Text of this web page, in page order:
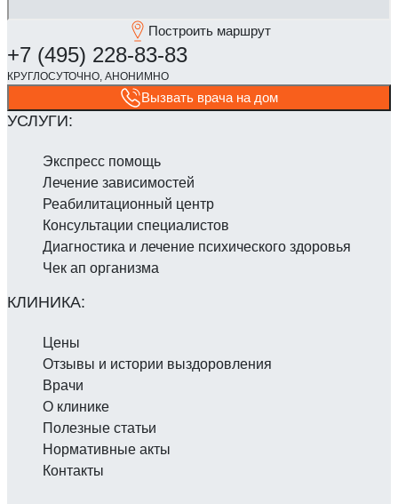
Построить маршрут
Вызвать врача на дом
Экспресс помощь
Лечение зависимостей
Реабилитаци­онный центр
Консультации специалистов
Диагностика и лечение психического здоровья
Чек ап организма
Цены
Отзывы и истории выздоровления
Врачи
О клинике
Полезные статьи
Нормативные акты
Контакты